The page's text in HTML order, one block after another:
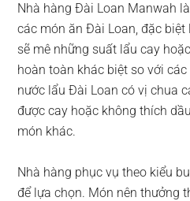
Nhà hàng Đài Loan Manwah
các món ăn Đài Loan, đặc biệt
sẽ mê những suất lẩu cay
hoàn toàn khác biệt so với
nước lẩu Đài Loan có vị chua
được cay hoặc không thích
món khác.
Nhà hàng phục vụ theo kiểu
để lựa chọn. Món nên thưởng